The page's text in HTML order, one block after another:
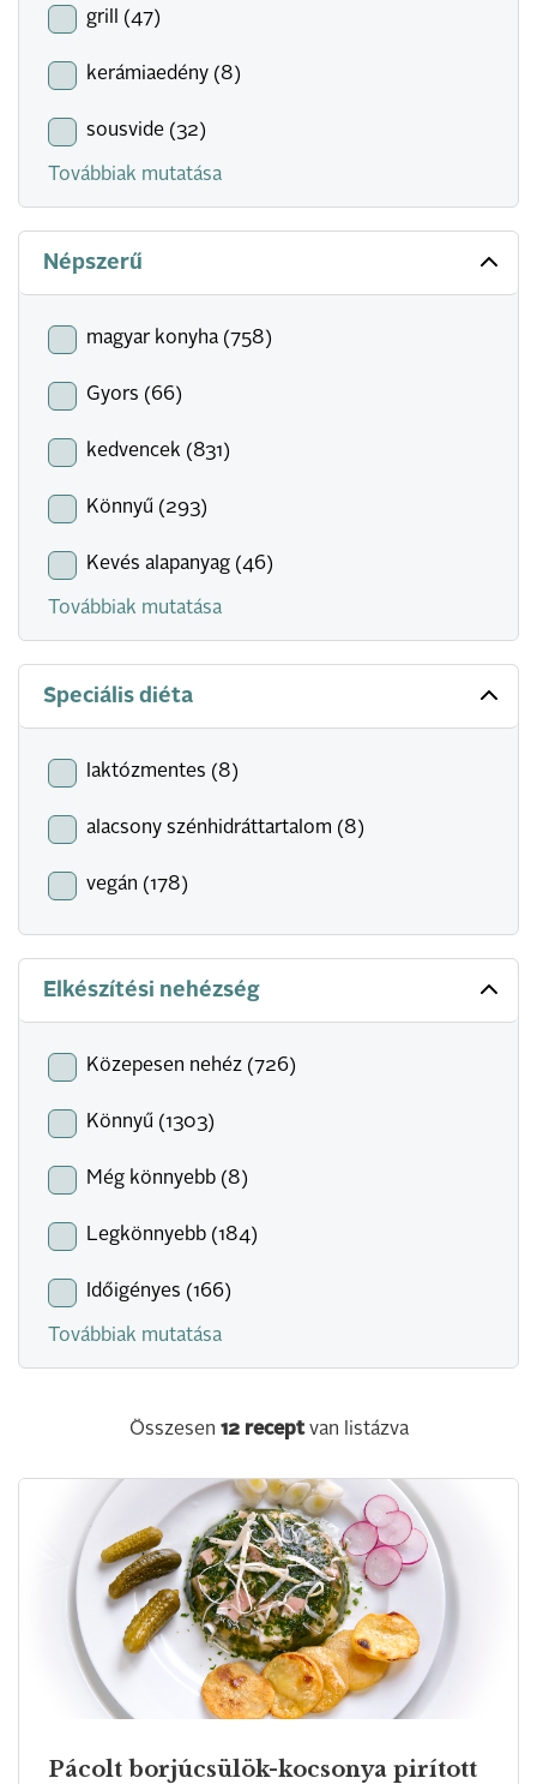
grill (47)
kerámiaedény (8)
sousvide (32)
Továbbiak mutatása
Népszerű
magyar konyha (758)
Gyors (66)
kedvencek (831)
Könnyű (293)
Kevés alapanyag (46)
Továbbiak mutatása
Speciális diéta
laktózmentes (8)
alacsony szénhidráttartalom (8)
vegán (178)
Elkészítési nehézség
Közepesen nehéz (726)
Könnyű (1303)
Még könnyebb (8)
Legkönnyebb (184)
Időigényes (166)
Továbbiak mutatása
Összesen 12 receptvan listázva
Pácolt borjúcsülök-kocsonya pirított